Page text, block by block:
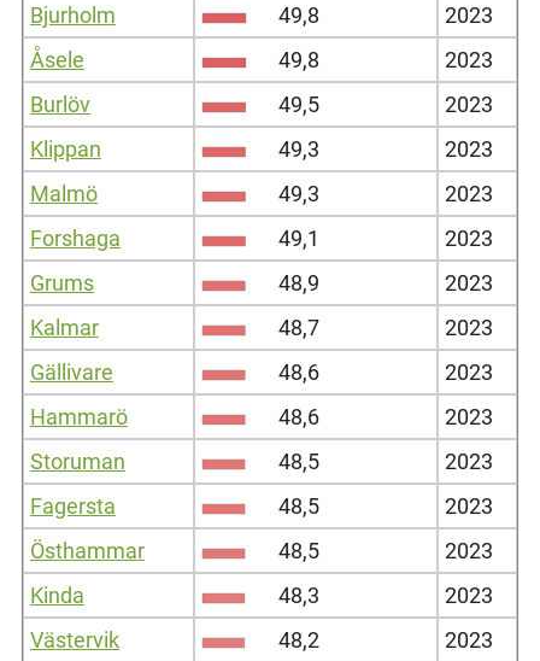
Bjurholm
49,8
2023
Åsele
49,8
2023
Burlöv
49,5
2023
Klippan
49,3
2023
Malmö
49,3
2023
Forshaga
49,1
2023
Grums
48,9
2023
Kalmar
48,7
2023
Gällivare
48,6
2023
Hammarö
48,6
2023
Storuman
48,5
2023
Fagersta
48,5
2023
Östhammar
48,5
2023
Kinda
48,3
2023
Västervik
48,2
2023